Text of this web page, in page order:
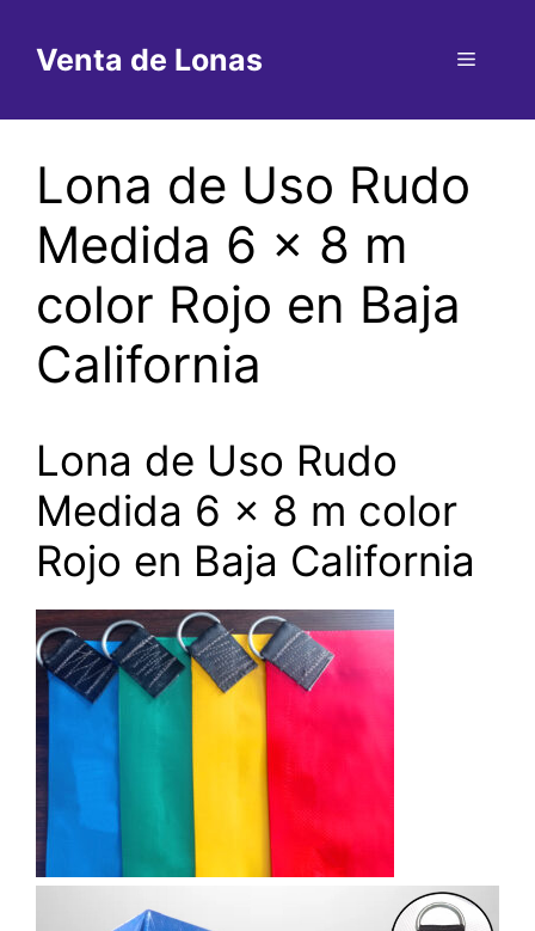
contenido
Venta de Lonas Menú
Lona de Uso Rudo
Medida 6 x 8 m
color Rojo en Baja
California
Lona de Uso Rudo
Medida 6 x 8 m color
Rojo en Baja California